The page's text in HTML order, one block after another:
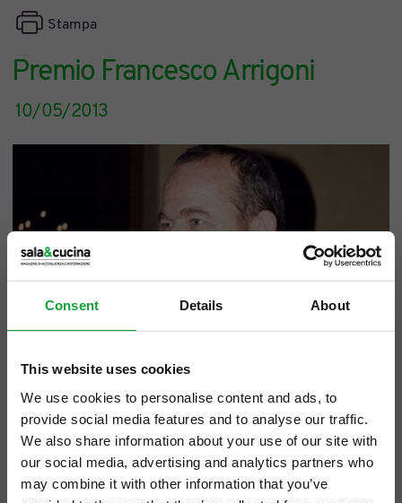
Consent Details About
This website uses cookies
We use cookies to personalise content and ads, to
provide social media features and to analyse our traffic.
We also share information about your use of our site with
our social media, advertising and analytics partners who
may combine it with other information that you’ve
Premio Francesco Arrigoni
Stampa
10/05/2013